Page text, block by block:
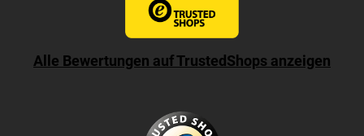
Alle Bewertungen auf TrustedShops anzeigen